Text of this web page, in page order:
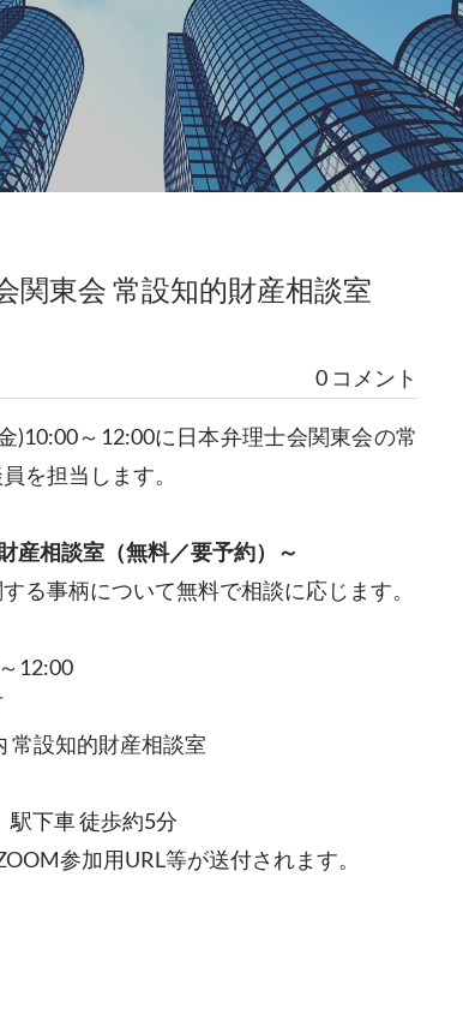
関東会 常設知的財産相談室
0 コメント
～12:00に日本弁理士会関東会の常
を担当します。
産相談室（無料／要予約）～
る事柄について無料で相談に応じます。
12:00
常設知的財産相談室
駅下車 徒歩約5分
参加用URL等が送付されます。